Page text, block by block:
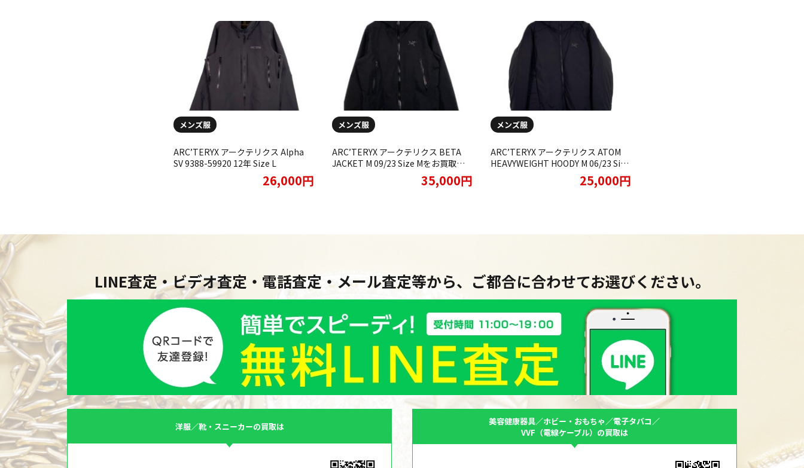
メンズ服
ARC’TERYX アークテリクス Alpha
SV 9388-59920 12年 Size L
26,000円
メンズ服
ARC’TERYX アークテリクス BETA
JACKET M 09/23 Size Mをお買取り
35,000円
メンズ服
ARC’TERYX アークテリクス ATOM
HEAVYWEIGHT HOODY M 06/23 Size
Mをお買取りさせていただきました
25,000円
LINE査定・ビデオ査定・電話査定・メール査定等から、ご都合に合わせてお選びください。
洋服／靴・スニーカーの買取は
美容健康器具／ホビー・おもちゃ／電子タバコ／
VVF（電線ケーブル）の買取は